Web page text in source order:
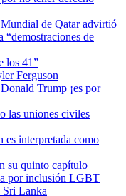
de Qatar advirtió
de
los 41”
Ferguson
Trump ¡es por
las uniones civiles
es interpretada como
su quinto capítulo
por inclusión LGBT
Sri Lanka